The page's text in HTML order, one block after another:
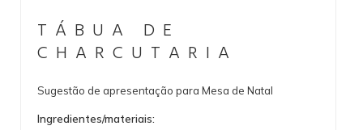
TÁBUA DE
CHARCUTARIA
Sugestão de apresentação para Mesa de Natal
Ingredientes/materiais: